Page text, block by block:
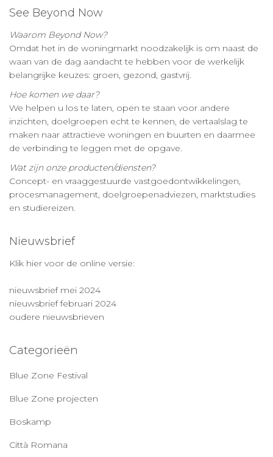
See Beyond Now
Waarom Beyond Now?
Omdat het in de woningmarkt noodzakelijk is om naast de
waan van de dag aandacht te hebben voor de werkelijk
belangrijke keuzes: groen, gezond, gastvrij.
Hoe komen we daar?
We helpen u los te laten, open te staan voor andere
inzichten, doelgroepen echt te kennen, de vertaalslag te
maken naar attractieve woningen en buurten en daarmee
de verbinding te leggen met de opgave.
Wat zijn onze producten/diensten?
Concept- en vraaggestuurde vastgoedontwikkelingen,
procesmanagement, doelgroepenadviezen, marktstudies
en studiereizen.
Nieuwsbrief
Klik hier voor de online versie:
nieuwsbrief mei 2024
nieuwsbrief februari 2024
oudere nieuwsbrieven
Categorieën
Blue Zone Festival
Blue Zone projecten
Boskamp
Città Romana